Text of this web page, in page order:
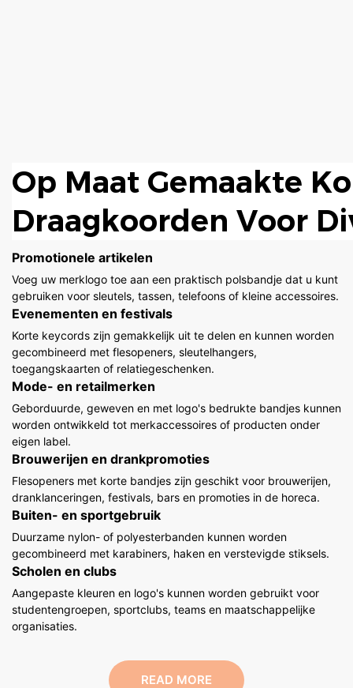
Op Maat Gemaakte
Draagkoorden Voor
Toepassingen
Promotionele artikelen
Voeg uw merklogo toe aan een praktisch polsbandje dat u kunt
gebruiken voor sleutels, tassen, telefoons of kleine accessoires.
Evenementen en festivals
Korte keycords zijn gemakkelijk uit te delen en kunnen worden
gecombineerd met flesopeners, sleutelhangers,
toegangskaarten of relatiegeschenken.
Mode- en retailmerken
Geborduurde, geweven en met logo's bedrukte bandjes kunnen
worden ontwikkeld tot merkaccessoires of producten onder
eigen label.
Brouwerijen en drankpromoties
Flesopeners met korte bandjes zijn geschikt voor brouwerijen,
dranklanceringen, festivals, bars en promoties in de horeca.
Buiten- en sportgebruik
Duurzame nylon- of polyesterbanden kunnen worden
gecombineerd met karabiners, haken en verstevigde stiksels.
Scholen en clubs
Aangepaste kleuren en logo's kunnen worden gebruikt voor
studentengroepen, sportclubs, teams en maatschappelijke
organisaties.
READ MORE